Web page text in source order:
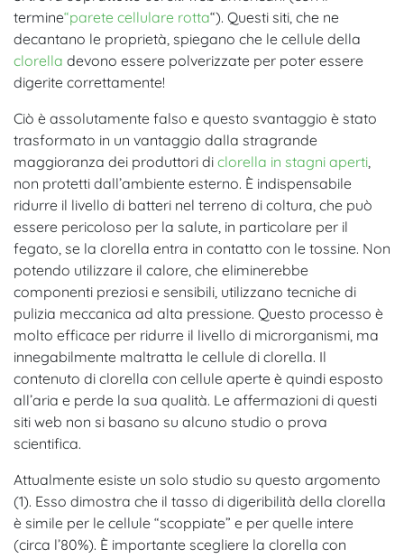
termine“parete cellulare rotta“). Questi siti, che ne
decantano le proprietà, spiegano che le cellule della
clorella devono essere polverizzate per poter essere
digerite correttamente!
Ciò è assolutamente falso e questo svantaggio è stato
trasformato in un vantaggio dalla stragrande
maggioranza dei produttori di clorella in stagni aperti
non protetti dall’ambiente esterno. È indispensabile
ridurre il livello di batteri nel terreno di coltura, che può
essere pericoloso per la salute, in particolare per il
fegato, se la clorella entra in contatto con le tossine. Non
potendo utilizzare il calore, che eliminerebbe
componenti preziosi e sensibili, utilizzano tecniche di
pulizia meccanica ad alta pressione. Questo processo è
molto efficace per ridurre il livello di microrganismi, ma
innegabilmente maltratta le cellule di clorella. Il
contenuto di clorella con cellule aperte è quindi esposto
all’aria e perde la sua qualità. Le affermazioni di questi
siti web non si basano su alcuno studio o prova
scientifica.
Attualmente esiste un solo studio su questo argomento
(1). Esso dimostra che il tasso di digeribilità della clorella
è simile per le cellule “scoppiate” e per quelle intere
(circa l’80%). È importante scegliere la clorella con